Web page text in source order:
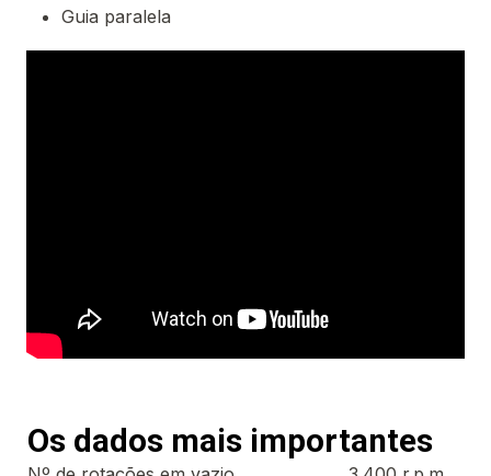
Guia paralela
Os dados mais importantes